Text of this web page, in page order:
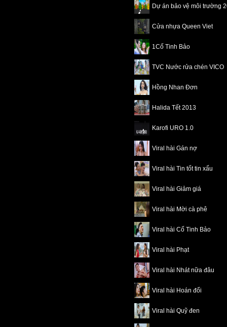
Dự án bảo vệ môi trường
Cửa nhựa Queen Viet
1Cố Tinh Bảo
TVC Nước rửa chén VICO
Hồng Nhan Đơn
Halida Tết 2013
Karofi URO 1.0
Viral hài Gán nợ
Viral hài Tin tốt tin xấu
Viral hài Giảm giá
Viral hài Mời cà phê
Viral hài Cố Tinh Bảo
Viral hài Phạt
Viral hài Nhát nữa đâu
Viral hài Hoán đổi
Viral hài Quỹ đen